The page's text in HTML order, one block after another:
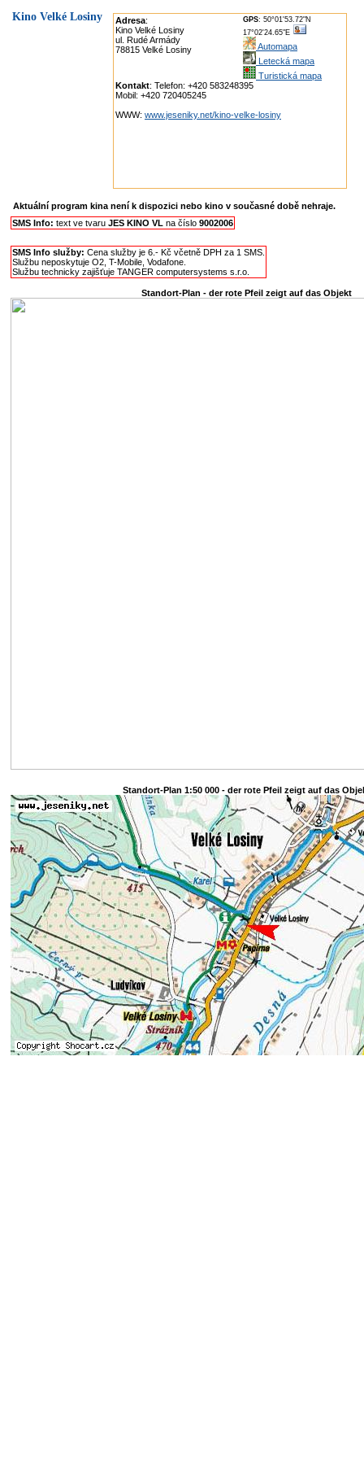
Kino Velké Losiny Adresa:
Kino Velké Losiny
ul. Rudé Armády
78815 Velké Losiny
GPS: 50°01'53.72"N
17°02'24.65"E
Automapa
Letecká mapa
Turistická mapa
Kontakt: Telefon: +420 583248395
Mobil: +420 720405245
WWW: www.jeseniky.net/kino-velke-losiny
Aktuální program kina není k dispozici nebo kino v současné době nehraje.
SMS Info: text ve tvaru JES KINO VL na číslo 9002006
SMS Info služby: Cena služby je 6.- Kč včetně DPH za 1 SMS.
Službu neposkytuje O2, T-Mobile, Vodafone.
Službu technicky zajišťuje TANGER computersystems s.r.o.
Standort-Plan - der rote Pfeil zeigt auf das Objekt
Standort-Plan 1:50 000 - der rote Pfeil zeigt auf das